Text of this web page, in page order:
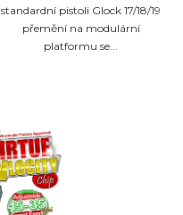
standardní pistoli Glock 17/18/19
přemění na modulární
platformu se...